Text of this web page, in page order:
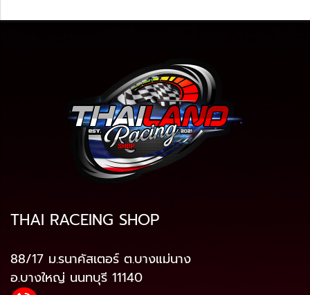
THAI RACEING SHOP
88/17 ม.รนาคัสเตอร์ ต.บางแม่นาง
อ.บางใหญ่ นนทบุรี 11140